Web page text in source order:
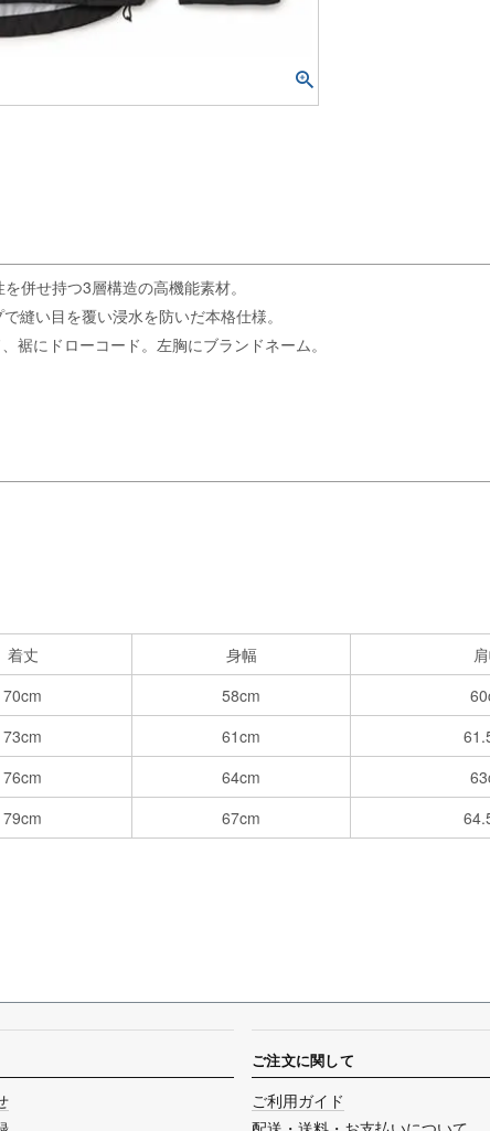
併せ持つ3層構造の高機能素材。
縫い目を覆い浸水を防いだ本格仕様。
裾にドローコード。左胸にブランドネーム。
着丈 身幅
70cm 58cm
73cm 61cm
76cm 64cm
79cm 67cm
ご注文に関して
ご利用ガイド